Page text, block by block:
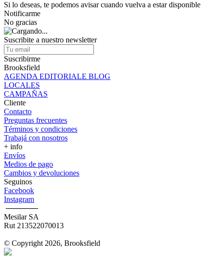
Si lo deseas, te podemos avisar cuando vuelva a estar disponible
Notificarme
No gracias
Suscribite a nuestro newsletter
Suscribirme
Brooksfield
AGENDA EDITORIALE BLOG
LOCALES
CAMPAÑAS
Cliente
Contacto
Preguntas frecuentes
Términos y condiciones
Trabajá con nosotros
+ info
Envíos
Medios de pago
Cambios y devoluciones
Seguinos
Facebook
Instagram
‎ ──────
Mesilar SA
Rut 213522070013
© Copyright 2026, Brooksfield